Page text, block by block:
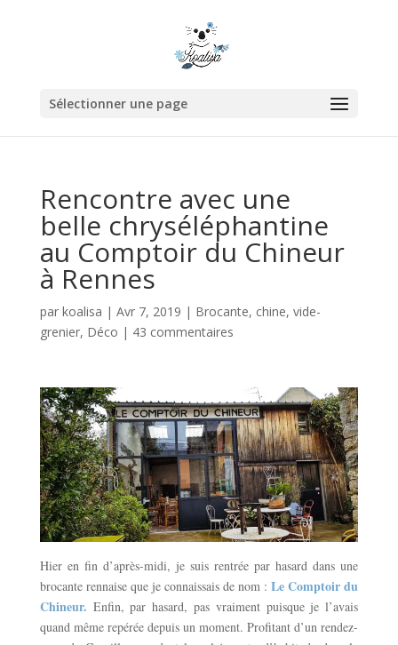
Sélectionner une page
Rencontre avec une
belle chryséléphantine
au Comptoir du Chineur
à Rennes
par koalisa | Avr 7, 2019 | Brocante, chine, vide-
grenier, Déco | 43 commentaires
Hier en fin d’après-midi, je suis rentrée par hasard dans une
brocante rennaise que je connaissais de nom :Le Comptoir du
Chineur. Enfin, par hasard, pas vraiment puisque je l’avais
quand même repérée depuis un moment. Profitant d’un rendez-